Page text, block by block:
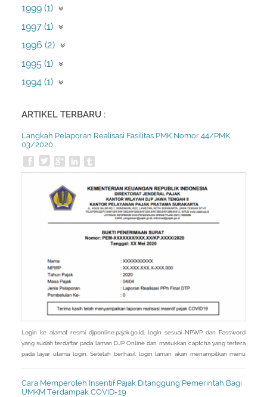
Desember (2)
1999 (1)
September (1)
1997 (1)
Mei (1)
1996 (2)
April (2)
1995 (1)
Februari (1)
1994 (1)
ARTIKEL TERBARU :
Langkah Pelaporan Realisasi Fasilitas PMK Nomor 44/PMK
03/2020
Login ke alamat resmi djponline.pajak.go.id, login sesuai NPWP dan Password
yang sudah terdaftar pada laman DJP Online dan masukkan captcha yang tertera
pada layar utama login. Setelah berhasil login laman akan menampilkan menu
Covid-19. - Pada
Cara Memperoleh Insentif Pajak Ditanggung Pemerintah Bagi
UMKM Terdampak COVID-19